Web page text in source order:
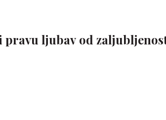
pravu ljubav od